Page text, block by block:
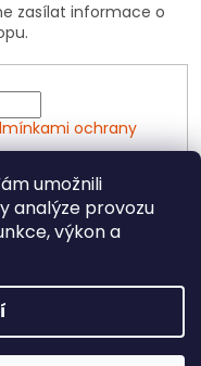
umožnili
analýze provozu
výkon a
zasílat informace o
ochrany
. Všechna práva